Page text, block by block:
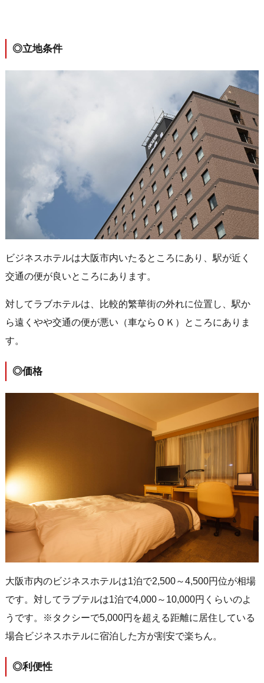
◎立地条件
ビジネスホテルは大阪市内いたるところにあり、駅が近く
交通の便が良いところにあります。
対してラブホテルは、比較的繁華街の外れに位置し、駅か
ら遠くやや交通の便が悪い（車ならＯＫ）ところにありま
す。
◎価格
大阪市内のビジネスホテルは1泊で2,500～4,500円位が相場
です。対してラブテルは1泊で4,000～10,000円くらいのよ
うです。※タクシーで5,000円を超える距離に居住している
場合ビジネスホテルに宿泊した方が割安で楽ちん。
◎利便性